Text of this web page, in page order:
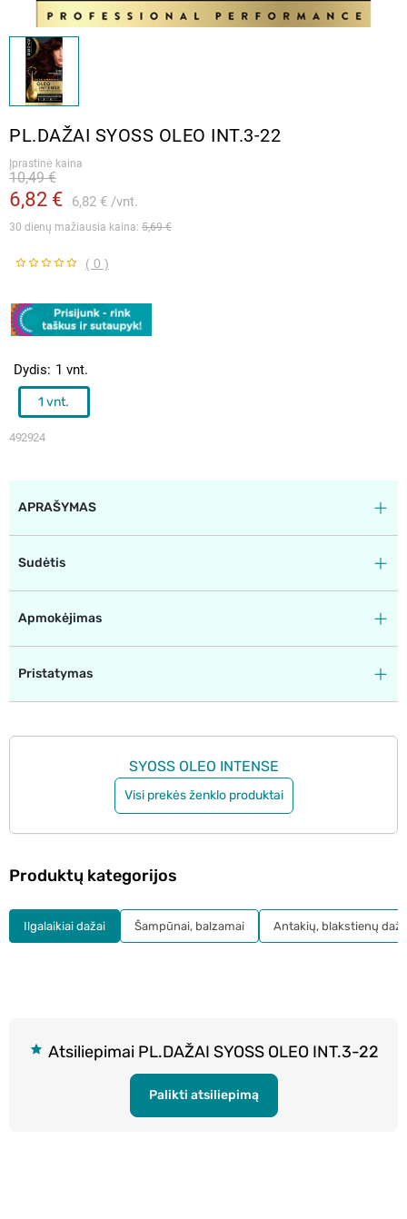
PL.DAŽAI SYOSS OLEO INT.3-22
Įprastinė kaina
6,82 € 6,82 € vnt.
10,49 €
30 dienų mažiausia kaina: 5,69 €
( 0 )
492924
Dydis 1 vnt.
1 vnt.
APRAŠYMAS
Sudėtis
Apmokėjimas
Pristatymas
SYOSS OLEO INTENSE
Visi prekės ženklo produktai
Atsiliepimai PL.DAŽAI SYOSS OLEO INT.3-22
Palikti atsiliepimą
Produktų kategorijos
Ilgalaikiai dažai Šampūnai, balzamai Antakių, blakstienų